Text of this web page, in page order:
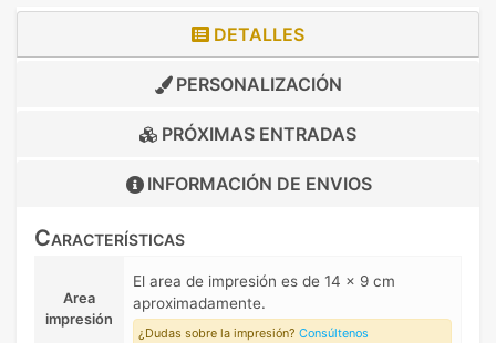
DETALLES
PERSONALIZACIÓN
PRÓXIMAS ENTRADAS
INFORMACIÓN DE ENVIOS
Características
Area
impresión
El area de impresión es de 14 x 9 cm
aproximadamente.
¿Dudas sobre la impresión? Consúltenos